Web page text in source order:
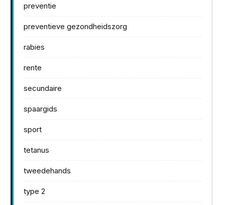
preventie
preventieve gezondheidszorg
rabies
rente
secundaire
spaargids
sport
tetanus
tweedehands
type 2